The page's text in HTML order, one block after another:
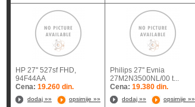
HP 27'' 527sf FHD,
94F44AA
Cena: 19.260 din.
dodaj »» opsirnije »»
Philips 27'' Evnia
27M2N3500NL/00 t...
Cena: 19.380 din.
dodaj »» opsirnije »»